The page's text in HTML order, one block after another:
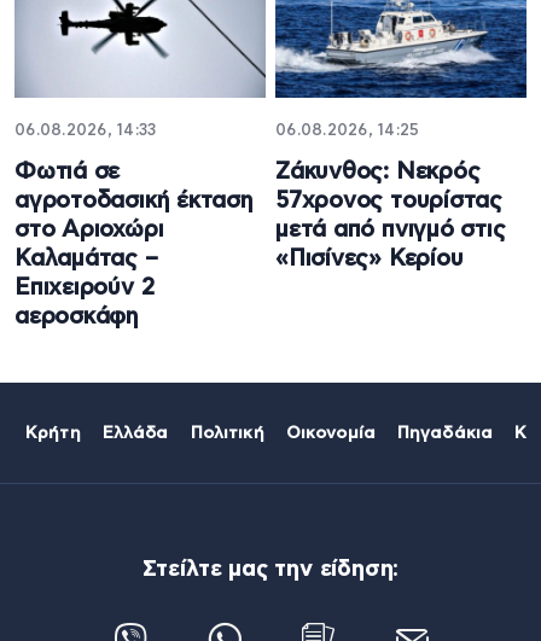
06.08.2026, 14:33
Φωτιά σε
αγροτοδασική έκταση
στο Αριοχώρι
Καλαμάτας –
Επιχειρούν 2
αεροσκάφη
06.08.2026, 14:25
Ζάκυνθος: Νεκρός
57χρονος τουρίστας
μετά από πνιγμό στις
«Πισίνες» Κερίου
Κρήτη Ελλάδα Πολιτική Οικονομία Πηγαδάκια
Στείλτε μας την είδηση: